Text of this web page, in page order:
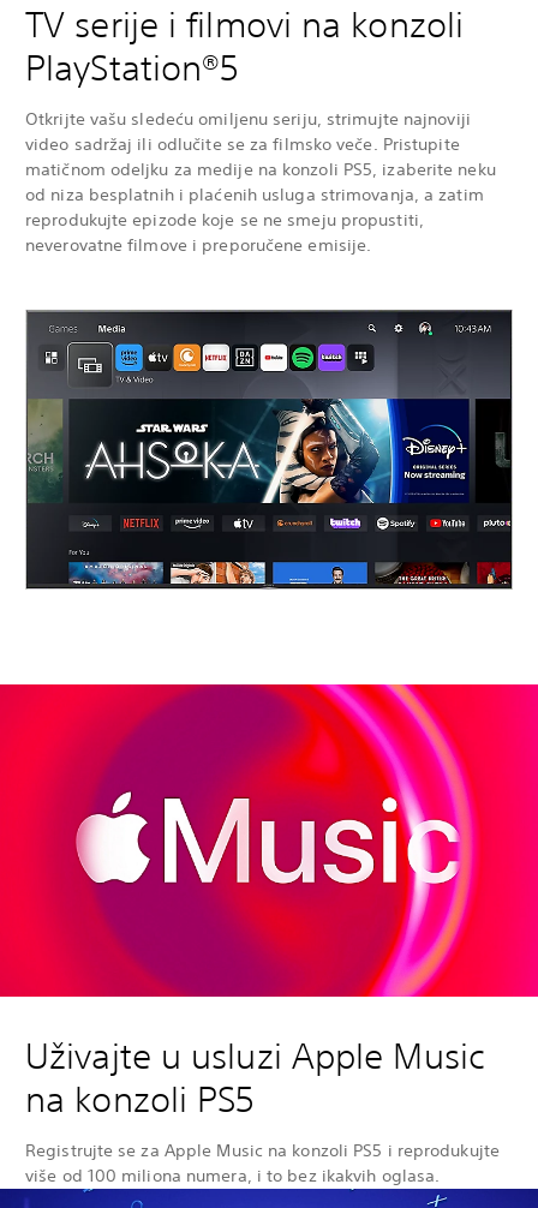
TV serije i filmovi na konzoli
PlayStation®5
Otkrijte vašu sledeću omiljenu seriju, strimujte najnoviji
video sadržaj ili odlučite se za filmsko veče. Pristupite
matičnom odeljku za medije na konzoli PS5, izaberite neku
od niza besplatnih i plaćenih usluga strimovanja, a zatim
reprodukujte epizode koje se ne smeju propustiti,
neverovatne filmove i preporučene emisije.
Uživajte u usluzi Apple Music
na konzoli PS5
Registrujte se za Apple Music na konzoli PS5 i reprodukujte
više od 100 miliona numera, i to bez ikakvih oglasa.